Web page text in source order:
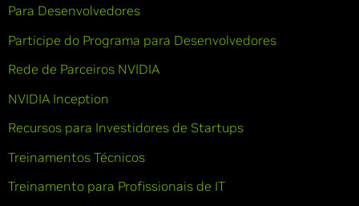
Para Desenvolvedores
Participe do Programa para Desenvolvedores
Rede de Parceiros NVIDIA
NVIDIA Inception
Recursos para Investidores de Startups
Treinamentos Técnicos
Treinamento para Profissionais de IT